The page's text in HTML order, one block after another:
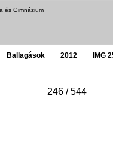
és Gimnázium
Ballagások 2012 IMG
246 / 544